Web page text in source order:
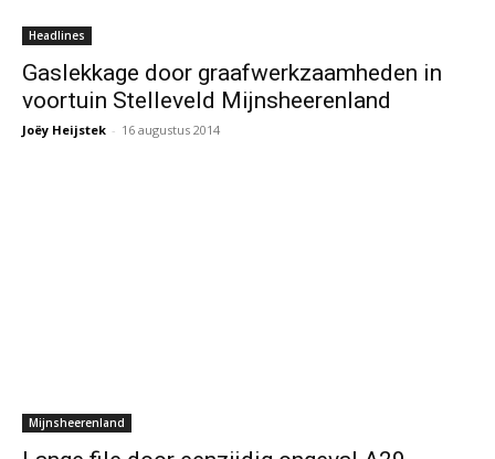
Headlines
Gaslekkage door graafwerkzaamheden in
voortuin Stelleveld Mijnsheerenland
Joëy Heijstek - 16 augustus 2014
Mijnsheerenland